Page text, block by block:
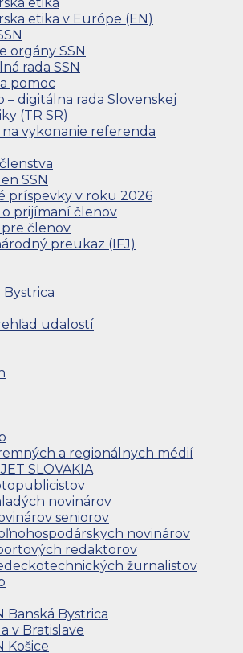
etika v Európe (EN)
orgány SSN
rada SSN
pomoc
– digitálna rada Slovenskej
(TR SR)
na vykonanie referenda
SSN
príspevky v roku 2026
o prijímaní členov
členov
preukaz (IFJ)
Bystrica
udalostí
a regionálnych médií
SLOVAKIA
novinárov
seniorov
novinárov
redaktorov
žurnalistov
Banská Bystrica
v Bratislave
Košice